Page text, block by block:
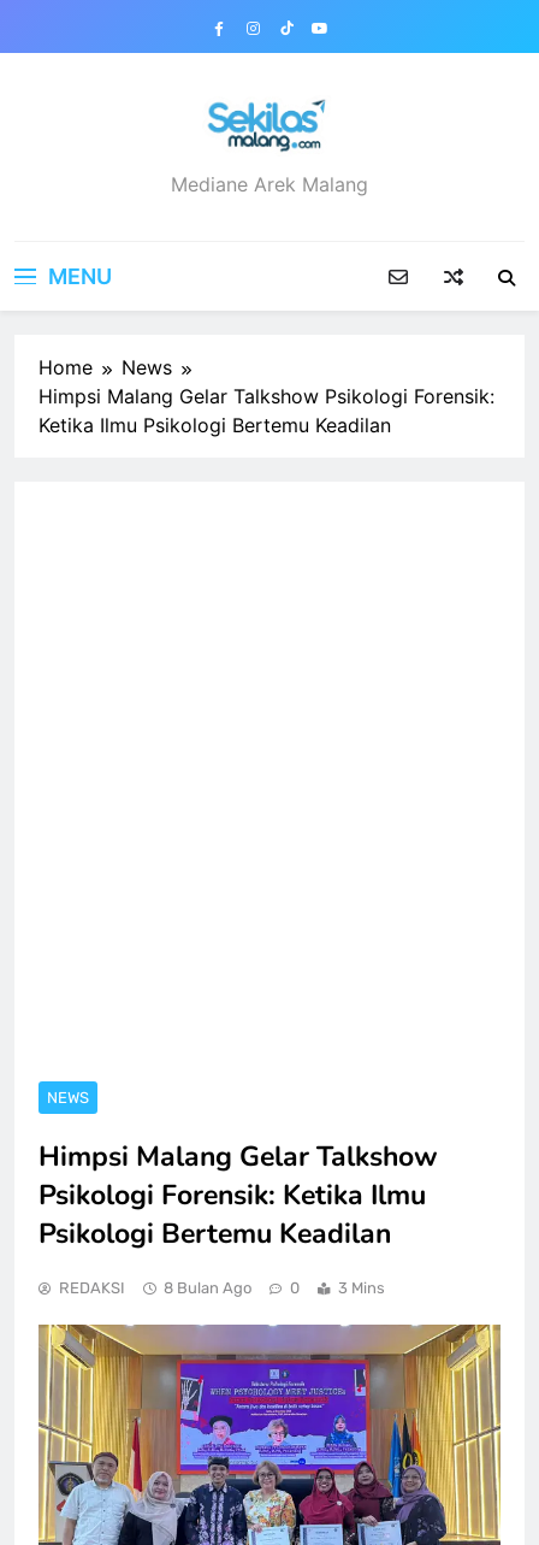
sekilasmalang.com
Mediane Arek Malang
MENU
Home
News
Himpsi Malang Gelar Talkshow Psikologi Forensik:
Ketika Ilmu Psikologi Bertemu Keadilan
NEWS
Himpsi Malang Gelar Talkshow
Psikologi Forensik: Ketika Ilmu
Psikologi Bertemu Keadilan
REDAKSI 8 Bulan Ago 0 3 Mins